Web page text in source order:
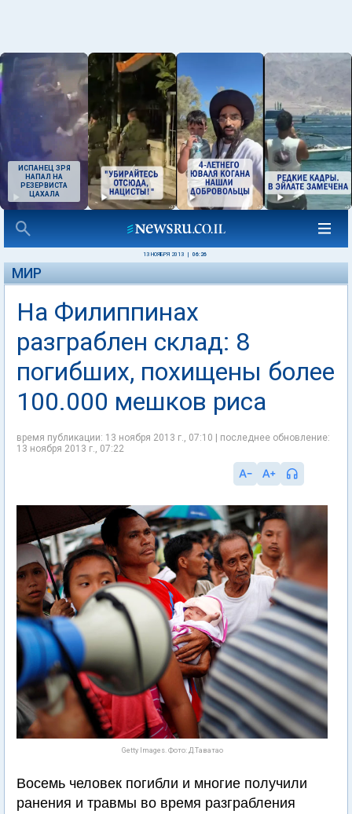
ИСПАНЕЦ ЗРЯ
НАПАЛ НА
РЕЗЕРВИСТА
ЦАХАЛА
13 НОЯБРЯ 2013 06:26
МИР
На Филиппинах
разграблен склад: 8
погибших, похищены более
100.000 мешков риса
время публикации: 13 ноября 2013 г., 07:10 | последнее обновление:
13 ноября 2013 г., 07:22
Getty Images. Фото: Д.Таватао
Восемь человек погибли и многие получили
ранения и травмы во время разграбления